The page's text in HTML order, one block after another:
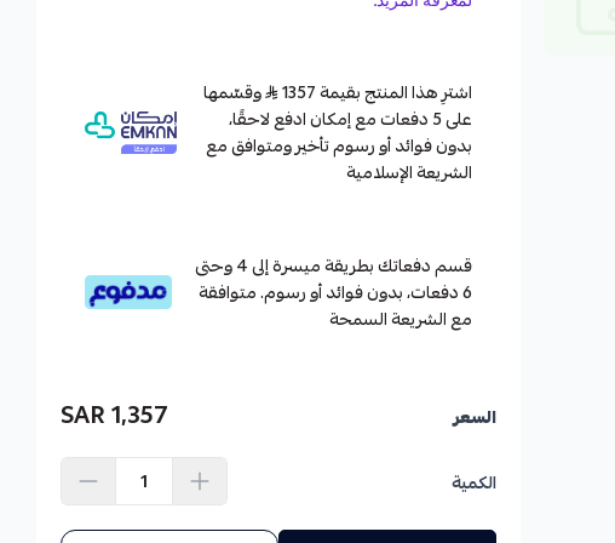
اشترِ هذا المنتج بقيمة 1357
وقسّمها
على 5 دفعات مع إمكان ادفع لاحقًا،
بدون فوائد أو رسوم تأخير ومتوافق مع
الشريعة الإسلامية
قسم دفعاتك بطريقة ميسرة إلى 4 وحتى
6 دفعات، بدون فوائد أو رسوم. متوافقة
مع الشريعة السمحة
السعر 1,357 SAR
الكمية